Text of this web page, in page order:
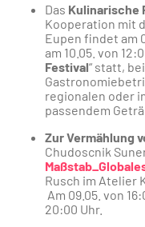
Das Kulinarische
Kooperation mit
Eupen findet am
am 10.05. von
Festival“ statt,
regionalen oder
passendem
Zur Vermählung
Chudoscnik
Rusch im Atelier
Am 09.05. von
20:00 Uhr.